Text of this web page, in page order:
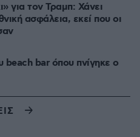
για τον Τραμπ: Χάνει
ασφάλεια, εκεί που οι
beach bar όπου πνίγηκε ο